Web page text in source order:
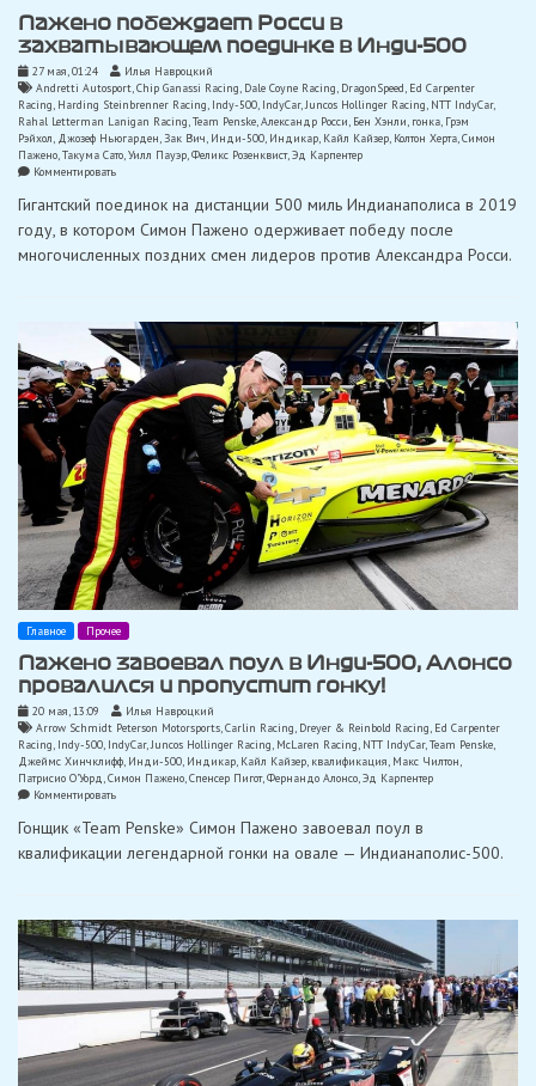
Пажено побеждает Росси в
захватывающем поединке в Инди-500
27 мая, 01:24
Илья Навроцкий
Andretti Autosport Chip Ganassi Racing Dale Coyne Racing DragonSpeed Ed Carpenter
Racing Harding Steinbrenner Racing Indy-500 IndyCar, Juncos Hollinger Racing NTT IndyCar,
Rahal Letterman Lanigan Racing Team Penske Александр Росси Бен Хэнли гонка Грэм
Рэйхол Джозеф Ньюгарден Зак Вич Инди-500 Индикар Кайл Кайзер Колтон Херта Симон
Пажено Такума Сато Уилл Пауэр Феликс Розенквист, Эд Карпентер
Комментироватьon
побеждает
в
захватывающем
Гигантский поединок на дистанции 500 миль Индианаполиса в 2019
году, в котором Симон Пажено одерживает победу после
многочисленных поздних смен лидеров против Александра Росси.
Главное Прочее
Пажено завоевал поул в Инди-500, Алонсо
провалился и пропустит гонку!
20 мая, 13:09
Илья Навроцкий
Arrow Schmidt Peterson Motorsports,Carlin Racing, Dreyer & Reinbold Racing, Ed Carpenter
Racing, Indy-500, IndyCar,Juncos Hollinger Racing, McLaren Racing, NTT IndyCar,Team Penske
Джеймс Хинчклифф, Инди-500, Индикар, Кайл Кайзер, квалификация, Макс Чилтон
Патрисио О'Уорд,Симон Пажено,Спенсер Пигот,Фернандо Алонсо,Эд Карпентер
Комментироватьon
завоевал
в
и
пропустит
гонку!
Гонщик «Team Penske» Симон Пажено завоевал поул в
квалификации легендарной гонки на овале — Индианаполис-500.